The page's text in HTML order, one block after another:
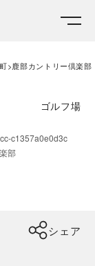
鹿部カントリー倶楽部
ゴルフ場
c1357a0e0d3c
部
シェア